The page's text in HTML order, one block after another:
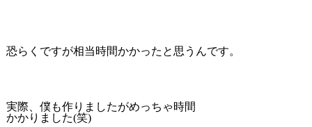
恐らくですが相当時間かかったと思うんです。
実際、僕も作りましたがめっちゃ時間
かかりました(笑)